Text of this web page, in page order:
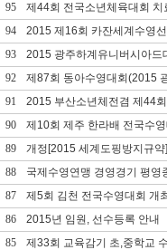
95
제44회 전국소년체육대회
94
2015 제16회 카잔세계수영
93
2015 광주하계유니버시아드
92
제87회 동아수영대회(2015
91
2015 부산소년체전겸 제44
90
제10회 제주 한라배 전국수
89
개정[2015 세계도핑방지규
88
국제수영연맹 경영경기 평영
87
제5회 김천 전국수영대회 개
86
2015년 임원, 선수등록 안내
85
제33회 교육감기 초,중학교